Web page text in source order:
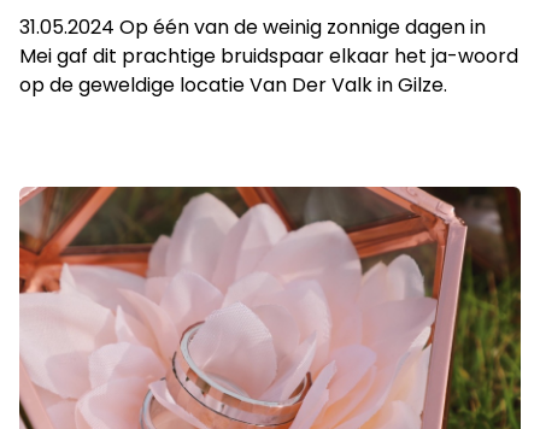
31.05.2024 Op één van de weinig zonnige dagen in
Mei gaf dit prachtige bruidspaar elkaar het ja-woord
op de geweldige locatie Van Der Valk in Gilze.